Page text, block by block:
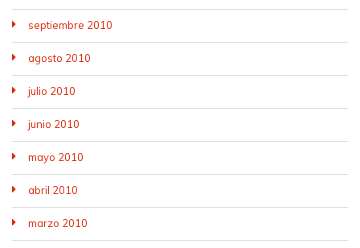
septiembre 2010
agosto 2010
julio 2010
junio 2010
mayo 2010
abril 2010
marzo 2010